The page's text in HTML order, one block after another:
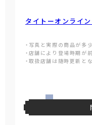
タイトーオンライ
・写真と実際の商品が多
・店舗により登場時期が
・取扱店舗は随時更新と